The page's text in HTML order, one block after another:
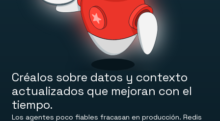
Memoria gestionada para almacenar estado y contexto
de forma persistente.
Base de datos en memoria para caché y streaming.
Aprovecha el contexto desde cualquier lugar.
Redis LangCache
Redis Insight
Redis Data Integration
Clientes y conectores
OBTÉN REDIS
Blog
NOVEDADES
Lanzamientos
Noticias y actualizaciones
MIRA CÓMO FUNCIONA
Prueba Redis
Reserva una reunión
Inicia sesión
Créalos sobre datos y contexto
actualizados que mejoran con el
tiempo.
Los agentes poco fiables fracasan en producción. Redis